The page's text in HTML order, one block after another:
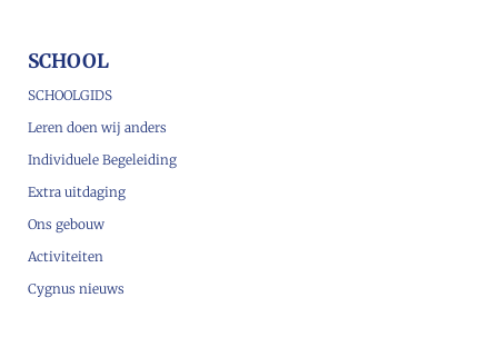
SCHOOL
SCHOOLGIDS
Leren doen wij anders
Individuele Begeleiding
Extra uitdaging
Ons gebouw
Activiteiten
Cygnus nieuws